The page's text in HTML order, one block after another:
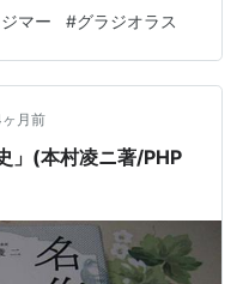
て！ ちょっと背筋が伸
るなぁと感じて、 玄関
ディエーター管弦組
ルドの神聖な歌声に耳
鳥肌がたつような感覚
マー #グラジオラス
月前
」(本村凌ニ著/PHP